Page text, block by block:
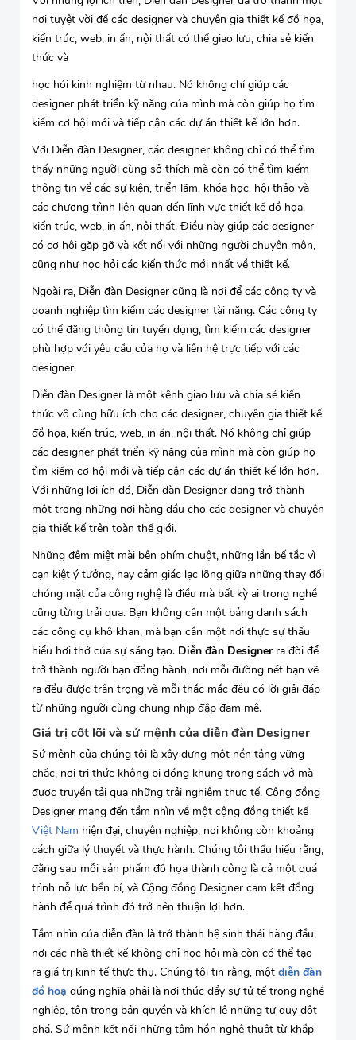
nơi tuyệt vời để các designer và chuyên gia thiết kế đồ họa,
kiến trúc, web, in ấn, nội thất có thể giao lưu, chia sẻ kiến
thức và
học hỏi kinh nghiệm từ nhau. Nó không chỉ giúp các
designer phát triển kỹ năng của mình mà còn giúp họ tìm
kiếm cơ hội mới và tiếp cận các dự án thiết kế lớn hơn.
Với Diễn đàn Designer, các designer không chỉ có thể tìm
thấy những người cùng sở thích mà còn có thể tìm kiếm
thông tin về các sự kiện, triển lãm, khóa học, hội thảo và
các chương trình liên quan đến lĩnh vực thiết kế đồ họa,
kiến trúc, web, in ấn, nội thất. Điều này giúp các designer
có cơ hội gặp gỡ và kết nối với những người chuyên môn,
cũng như học hỏi các kiến thức mới nhất về thiết kế.
Ngoài ra, Diễn đàn Designer cũng là nơi để các công ty và
doanh nghiệp tìm kiếm các designer tài năng. Các công ty
có thể đăng thông tin tuyển dụng, tìm kiếm các designer
phù hợp với yêu cầu của họ và liên hệ trực tiếp với các
designer.
Diễn đàn Designer là một kênh giao lưu và chia sẻ kiến
thức vô cùng hữu ích cho các designer, chuyên gia thiết kế
đồ họa, kiến trúc, web, in ấn, nội thất. Nó không chỉ giúp
các designer phát triển kỹ năng của mình mà còn giúp họ
tìm kiếm cơ hội mới và tiếp cận các dự án thiết kế lớn hơn.
Với những lợi ích đó, Diễn đàn Designer đang trở thành
một trong những nơi hàng đầu cho các designer và chuyên
gia thiết kế trên toàn thế giới.
Những đêm miệt mài bên phím chuột, những lần bế tắc vì
cạn kiệt ý tưởng, hay cảm giác lạc lõng giữa những thay đổi
chóng mặt của công nghệ là điều mà bất kỳ ai trong nghề
cũng từng trải qua. Bạn không cần một bảng danh sách
các công cụ khô khan, mà bạn cần một nơi thực sự thấu
hiểu hơi thở của sự sáng tạo. Diễn đàn Designerra đời để
trở thành người bạn đồng hành, nơi mỗi đường nét bạn vẽ
ra đều được trân trọng và mỗi thắc mắc đều có lời giải đáp
từ những người cùng chung nhịp đập đam mê.
Giá trị cốt lõi và sứ mệnh của diễn đàn Designer
Sứ mệnh của chúng tôi là xây dựng một nền tảng vững
chắc, nơi tri thức không bị đóng khung trong sách vở mà
được truyền tải qua những trải nghiệm thực tế. Cộng đồng
Designer mang đến tầm nhìn về một cộng đồng thiết kế
Việt Nam hiện đại, chuyên nghiệp, nơi không còn khoảng
cách giữa lý thuyết và thực hành. Chúng tôi thấu hiểu rằng,
đằng sau mỗi sản phẩm đồ họa thành công là cả một quá
trình nỗ lực bền bỉ, và Cộng đồng Designer cam kết đồng
hành để quá trình đó trở nên thuận lợi hơn.
Tầm nhìn của diễn đàn là trở thành hệ sinh thái hàng đầu,
nơi các nhà thiết kế không chỉ học hỏi mà còn có thể tạo
ra giá trị kinh tế thực thụ. Chúng tôi tin rằng, một diễn đàn
đồ hoạ đúng nghĩa phải là nơi thúc đẩy sự tử tế trong nghề
nghiệp, tôn trọng bản quyền và khích lệ những tư duy đột
phá. Sứ mệnh kết nối những tâm hồn nghệ thuật từ khắp